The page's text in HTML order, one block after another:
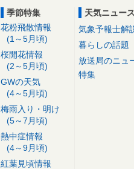
季節特集
花粉飛散情報
(1～5月頃)
桜開花情報
(2～5月頃)
GWの天気
(4～5月頃)
梅雨入り・明け
(5～7月頃)
熱中症情報
(4～9月頃)
紅葉見頃情報
天気ニュース
気象予報士解
暮らしの話題
放送局のニュ
特集